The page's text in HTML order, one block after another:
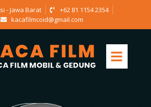
- Jawa Barat
+62 81 1154 2354
kacafilmcoid@gmail.com